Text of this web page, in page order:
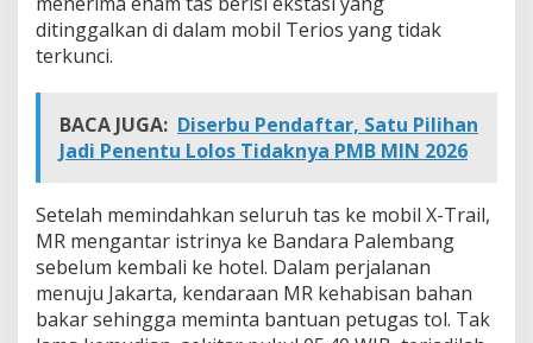
ditinggalkan di dalam mobil Terios yang tidak
terkunci.
BACA JUGA: Diserbu Pendaftar, Satu Pilihan
Jadi Penentu Lolos Tidaknya PMB MIN 2026
Setelah memindahkan seluruh tas ke mobil X-Trail,
MR mengantar istrinya ke Bandara Palembang
sebelum kembali ke hotel. Dalam perjalanan
menuju Jakarta, kendaraan MR kehabisan bahan
bakar sehingga meminta bantuan petugas tol. Tak